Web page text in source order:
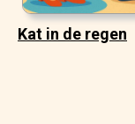
Kat in de regen